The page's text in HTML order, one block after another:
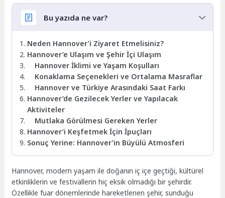
Bu yazıda ne var?
Neden Hannover’i Ziyaret Etmelisiniz?
Hannover’e Ulaşım ve Şehir İçi Ulaşım
Hannover İklimi ve Yaşam Koşulları
Konaklama Seçenekleri ve Ortalama Masraflar
Hannover ve Türkiye Arasındaki Saat Farkı
Hannover’de Gezilecek Yerler ve Yapılacak
Aktiviteler
Mutlaka Görülmesi Gereken Yerler
Hannover’i Keşfetmek İçin İpuçları
Sonuç Yerine: Hannover’in Büyülü Atmosferi
Hannover, modern yaşam ile doğanın iç içe geçtiği, kültürel
etkinliklerin ve festivallerin hiç eksik olmadığı bir şehirdir.
Özellikle fuar dönemlerinde hareketlenen şehir, sunduğu